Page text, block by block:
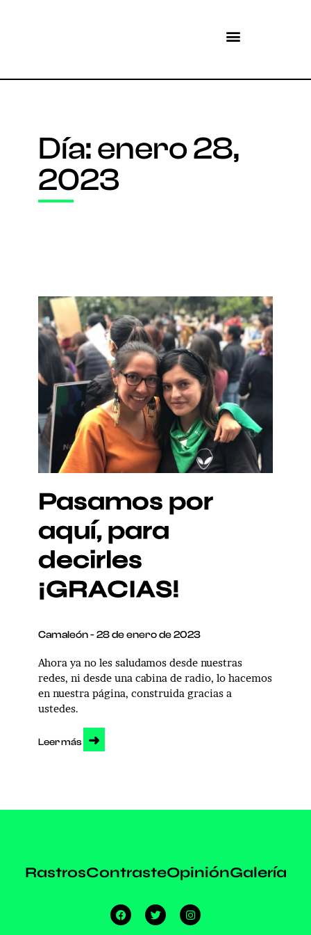
Día: enero 28,
2023
Pasamos por
aquí, para
decirles
¡GRACIAS!
Camaleón 28 de enero de 2023
Ahora ya no les saludamos desde nuestras
redes, ni desde una cabina de radio, lo hacemos
en nuestra página, construida gracias a
ustedes.
Leer más ➜
RastrosContrasteOpiniónGalería